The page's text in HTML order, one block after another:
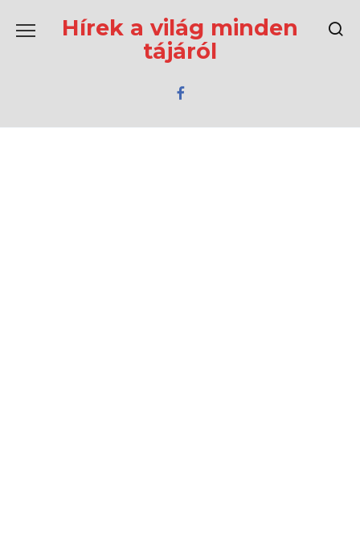
содержаниюHírek a világ minden
tájáról